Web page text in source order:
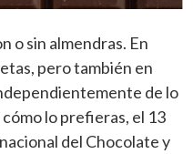
o sin almendras. En
pero también en
de lo
lo prefieras, el 13
del Chocolate y